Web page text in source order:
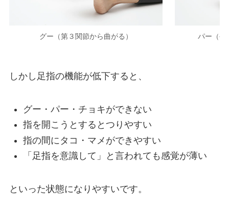
グー（第３関節から曲がる） パー（手
しかし足指の機能が低下すると、
グー・パー・チョキができない
指を開こうとするとつりやすい
指の間にタコ・マメができやすい
「足指を意識して」と言われても感覚が薄い
といった状態になりやすいです。